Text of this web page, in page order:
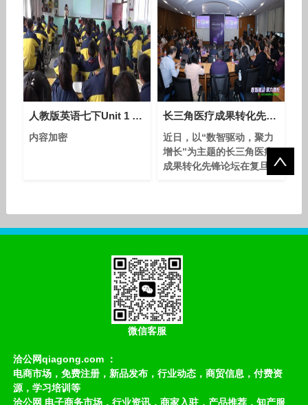
人教版英语七下Unit 1 Section A（1a-1c）课堂视频实录（王娅娅）
内容加密
长三角医疗成果转化先锋论坛在沪成功举办
近日，以“数智驱动，聚力
增长”为主题的长三角医疗
成果转化先锋论坛在复旦大
院）及长三角聚劲科创大赛
三角商创科技基金会及中国
研究型医院医学医工转化与
健康产业融合专委会承办。
作为“2025长三角聚劲科创
大赛”首场官方赛后生物医
药赛道的专门赋能活动，本
微信客服
洽公网qiagong.com ：
电商市场，免费注册，新品发布，行业动态，商贸信息，付费资
源，学习培训等
洽公网 电子商务市场，行业资讯，商家入驻，产品推荐，知产服